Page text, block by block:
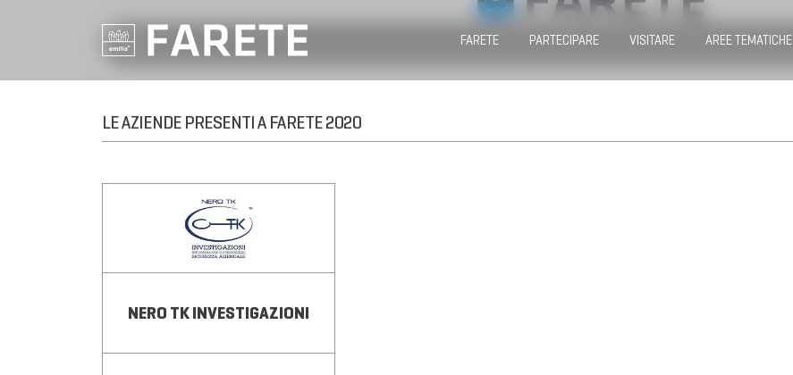
FARETE PARTECIPARE VISITARE AREE TEMATICHE
LE AZIENDE PRESENTI A FARETE 2020
NERO TK INVESTIGAZIONI